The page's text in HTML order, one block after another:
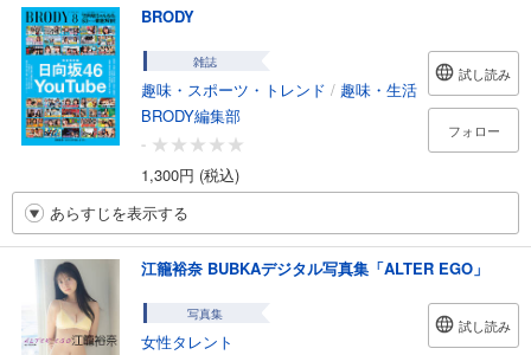
BRODY
雑誌
趣味・スポーツ・トレンド / 趣味・生活
BRODY編集部
-
1,300円 (税込)
試し読み
フォロー
あらすじを表示する
江籠裕奈 BUBKAデジタル写真集「ALTER EGO」
写真集
女性タレント
試し読み